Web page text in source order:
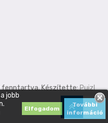
jobb
Elfogadom
További
információ
fenntartva. Készítette:Puizl